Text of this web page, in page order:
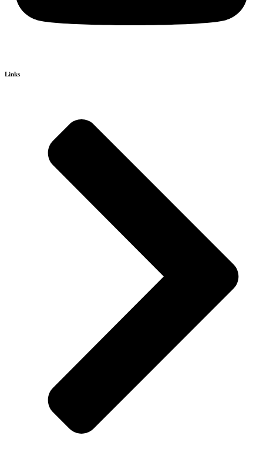
Links